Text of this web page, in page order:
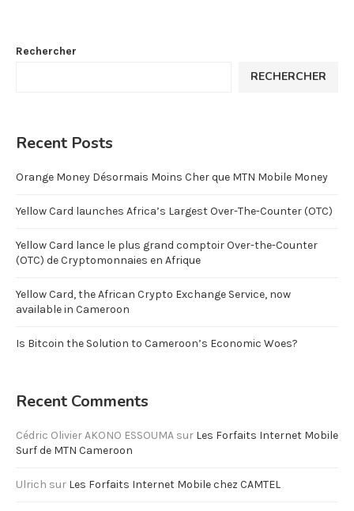
Rechercher
RECHERCHER
Recent Posts
Orange Money Désormais Moins Cher que MTN Mobile Money
Yellow Card launches Africa’s Largest Over-The-Counter (OTC)
Yellow Card lance le plus grand comptoir Over-the-Counter
(OTC) de Cryptomonnaies en Afrique
Yellow Card, the African Crypto Exchange Service, now
available in Cameroon
Is Bitcoin the Solution to Cameroon’s Economic Woes?
Recent Comments
Cédric Olivier AKONO ESSOUMA sur Les Forfaits Internet Mobile
Surf de MTN Cameroon
Ulrich sur Les Forfaits Internet Mobile chez CAMTEL